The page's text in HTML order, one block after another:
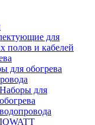
для
полов и кабелей
для обогрева
Наборы для
обогрева
водопровода
IQWATT